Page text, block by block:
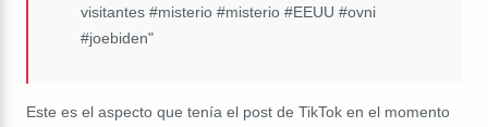
visitantes #misterio #misterio #EEUU #ovni
#joebiden"
Este es el aspecto que tenía el post de TikTok en el momento